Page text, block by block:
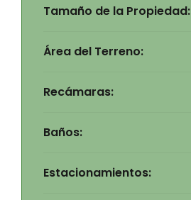
Tamaño de la Propiedad:
Área del Terreno:
Recámaras:
Baños:
Estacionamientos: